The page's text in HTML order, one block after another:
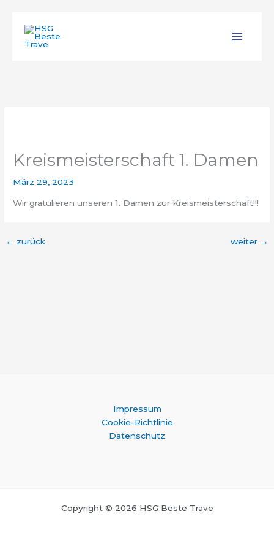
springen
Kreismeisterschaft 1. Damen
März 29, 2023
Wir gratulieren unseren 1. Damen zur Kreismeisterschaft!!!
← zurück weiter →
Impressum
Cookie-Richtlinie
Datenschutz
Copyright © 2026 HSG Beste Trave